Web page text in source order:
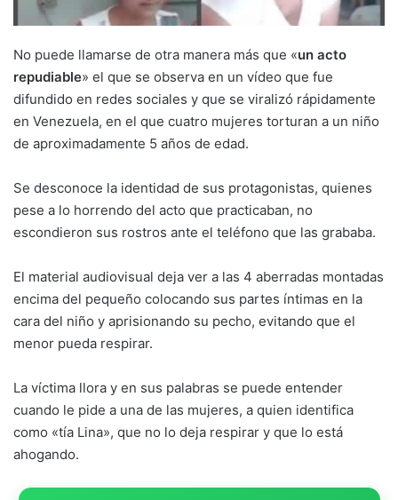
No puede llamarse de otra manera más que «un acto
repudiable» el que se observa en un vídeo que fue
difundido en redes sociales y que se viralizó rápidamente
en Venezuela, en el que cuatro mujeres torturan a un niño
de aproximadamente 5 años de edad.
Se desconoce la identidad de sus protagonistas, quienes
pese a lo horrendo del acto que practicaban, no
escondieron sus rostros ante el teléfono que las grababa.
El material audiovisual deja ver a las 4 aberradas montadas
encima del pequeño colocando sus partes íntimas en la
cara del niño y aprisionando su pecho, evitando que el
menor pueda respirar.
La víctima llora y en sus palabras se puede entender
cuando le pide a una de las mujeres, a quien identifica
como «tía Lina», que no lo deja respirar y que lo está
ahogando.